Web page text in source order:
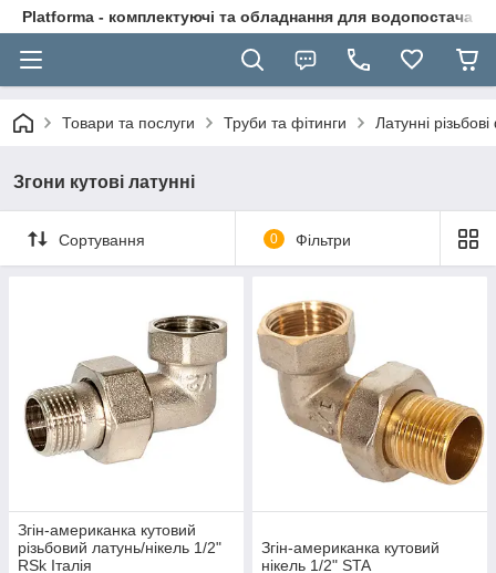
Platforma - комплектуючі та обладнання для
Товари та послуги Труби та фітинги Латунні
Згони кутові латунні
Сортування 0 Фільтри
Згін-американка кутовий
різьбовий латунь/нікель 1/2"
RSk Італія
Згін-американка кутовий
нікель 1/2" STA